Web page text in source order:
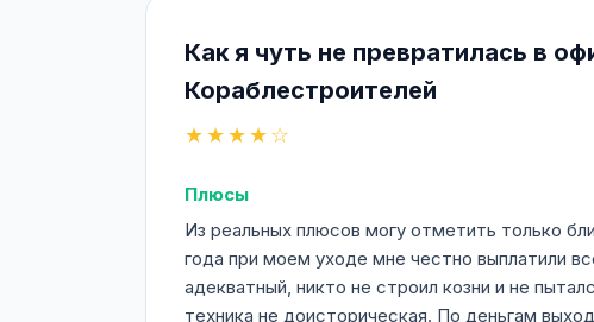
Как я чуть не превратилась в
Кораблестроителей
★★★★☆
Плюсы
Из реальных плюсов могу отметить только
года при моем уходе мне честно выплатили
адекватный, никто не строил козни и не
техника не доисторическая. По деньгам